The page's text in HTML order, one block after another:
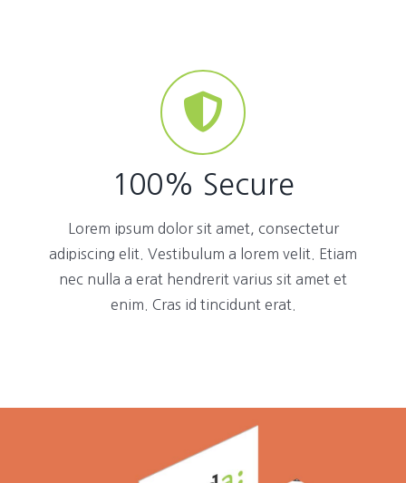
100% Secure
Lorem ipsum dolor sit amet, consectetur
adipiscing elit. Vestibulum a lorem velit. Etiam
nec nulla a erat hendrerit varius sit amet et
enim. Cras id tincidunt erat.